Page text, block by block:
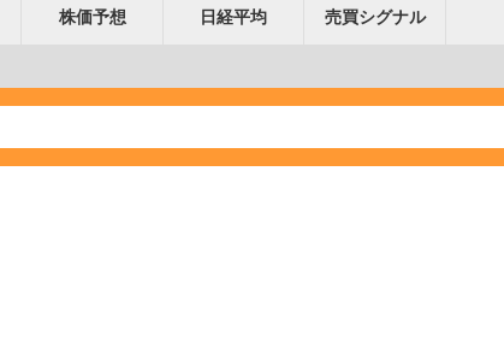
株価予想 日経平均 売買シグナル